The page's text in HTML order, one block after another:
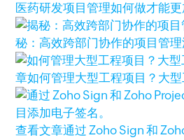
医药研发项目管理如何做才能更
秘：高效跨部门协作的项目管
章如何管理大型工程项目？大
查看文章通过 Zoho Sign 和